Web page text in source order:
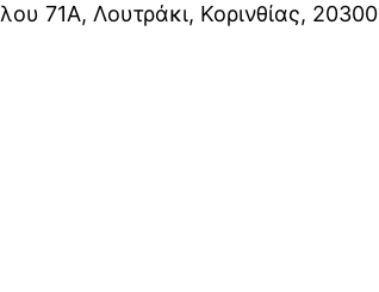
71Α, Λουτράκι, Κορινθίας, 20300